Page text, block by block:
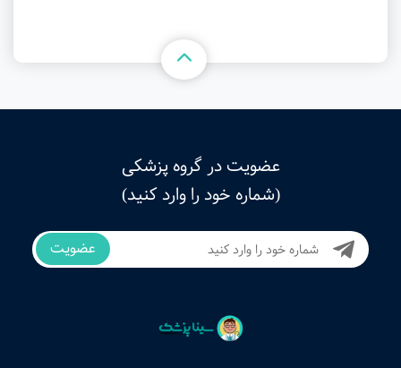
عضویت در گروه پزشکی
(شماره خود را وارد کنید)
عضویت